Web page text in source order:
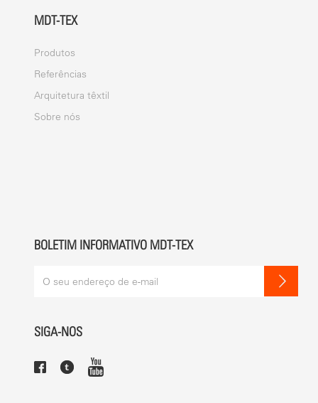
MDT-TEX
Produtos
Referências
Arquitetura têxtil
Sobre nós
BOLETIM INFORMATIVO MDT-TEX
SIGA-NOS